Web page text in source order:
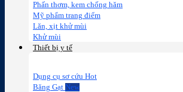
Phấn thơm, kem chống hăm
Mỹ phẩm trang điểm
Lăn, xịt khử mùi
Khử mùi
Thiết bị y tế
Dụng cụ sơ cứu
Băng Gạt